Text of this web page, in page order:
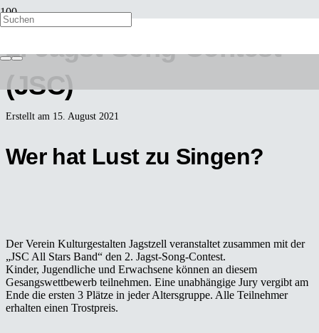
2. Jagst-Song-Contest
(JSC)
Erstellt am 15. August 2021
Wer hat Lust zu Singen?
Der Verein Kulturgestalten Jagstzell veranstaltet zusammen mit der
„JSC All Stars Band“ den 2. Jagst-Song-Contest.
Kinder, Jugendliche und Erwachsene können an diesem
Gesangswettbewerb teilnehmen. Eine unabhängige Jury vergibt am
Ende die ersten 3 Plätze in jeder Altersgruppe. Alle Teilnehmer
erhalten einen Trostpreis.